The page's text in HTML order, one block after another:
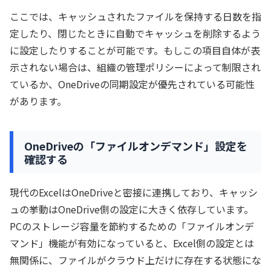
ここでは、キャッシュされたファイルを保持する日数を指
定したり、閉じたときに自動でキャッシュを削除するよう
に設定したりすることが可能です。もしこの項目自体が表
示されない場合は、組織の管理ポリシーによって制限され
ているか、OneDriveの同期設定が優先されている可能性
があります。
OneDriveの「ファイルオンデマンド」設定を
確認する
現代のExcelはOneDriveと密接に連携しており、キャッシ
ュの挙動はOneDrive側の設定に大きく依存しています。
PCのストレージ容量を節約するための「ファイルオンデ
マンド」機能が有効になっていると、Excel側の設定とは
無関係に、ファイルがクラウド上だけに存在する状態にな